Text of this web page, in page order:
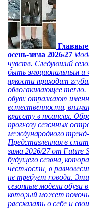
Главные
осень-зима 2026/27
чувств. Следующий
быть эмоциональным и
яркости приходит
обволакивающее
обуви отражают
естественности,
красоту в нюансах.
прогнозу сезонных
международного
Представленная в
зима 2026/27 от Future
будущего сезона,
честности, о
не требует повода.
сезонные модели обуви
который может помочь
рассказать о себе и